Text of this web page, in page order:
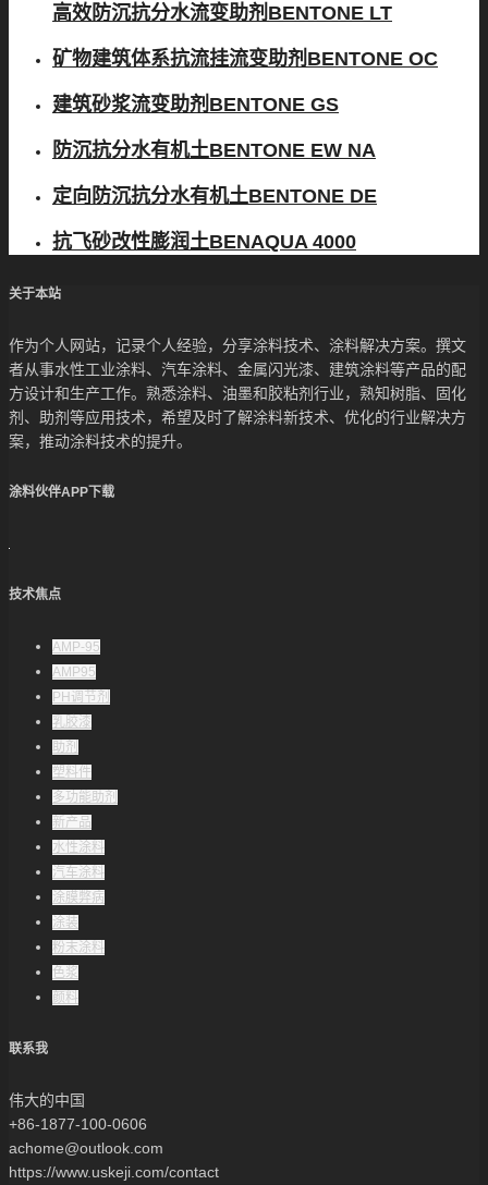
高效防沉抗分水流变助剂BENTONE LT
矿物建筑体系抗流挂流变助剂BENTONE OC
建筑砂浆流变助剂BENTONE GS
防沉抗分水有机土BENTONE EW NA
定向防沉抗分水有机土BENTONE DE
抗飞砂改性膨润土BENAQUA 4000
关于本站
作为个人网站，记录个人经验，分享涂料技术、涂料解决方案。撰文
者从事水性工业涂料、汽车涂料、金属闪光漆、建筑涂料等产品的配
方设计和生产工作。熟悉涂料、油墨和胶粘剂行业，熟知树脂、固化
剂、助剂等应用技术，希望及时了解涂料新技术、优化的行业解决方
案，推动涂料技术的提升。
涂料伙伴APP下载
技术焦点
AMP-95
AMP95
PH调节剂
乳胶漆
助剂
塑料件
多功能助剂
新产品
水性涂料
汽车涂料
涂膜弊病
涂装
粉末涂料
色浆
颜料
联系我
伟大的中国
+86-1877-100-0606
achome@outlook.com
https://www.uskeji.com/contact